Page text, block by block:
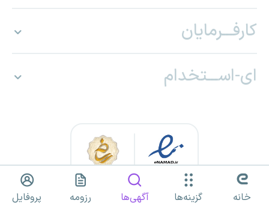
کارفـــرمایان
ای-اســـتخدام
خانه گزینه‌ها آگهی‌ها رزومه پروفایل